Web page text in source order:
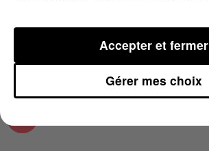
CASSET
Gérer mes choix
Accepter et fermer